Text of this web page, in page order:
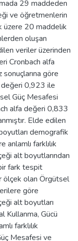
29 maddeden
ve öğretmenlerin
üzere 20 maddelik
oluşan
veriler üzerinden
Cronbach alfa
sonuçlarına göre
değeri 0,923 ile
Güç Mesafesi
alfa değeri 0,833
Elde edilen
demografik
farklılık
alt boyutlarından
fark tespit
ölçek olan Örgütsel
göre
alt boyutları
Kullanma, Gücü
farklılık
Mesafesi ve